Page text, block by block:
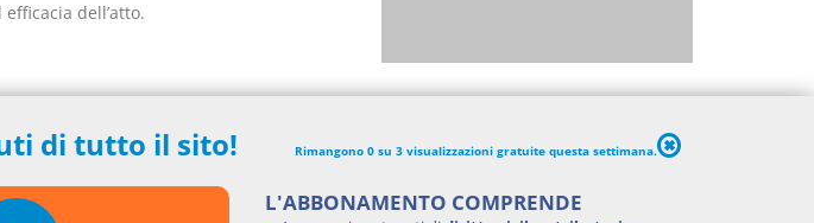
dell’atto.
di tutto il sito! Rimangono 0 su 3 visualizzazioni gratuite questa settimana.
L'ABBONAMENTO COMPRENDE